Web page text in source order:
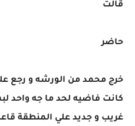
قالت
حاضر
خرج محمد من الورشه و رجع
كانت فاضيه لحد ما جه واحد
غريب و جديد علي المنطقة